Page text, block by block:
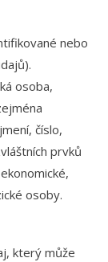
nebo
osoba,
číslo,
prvků
osoby.
který může